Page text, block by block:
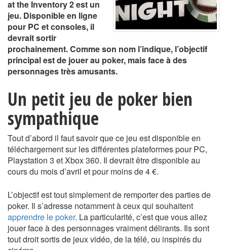
at the Inventory 2 est un
jeu. Disponible en ligne
pour PC et consoles, il
devrait sortir
prochainement. Comme son nom l’indique, l’objectif
principal est de jouer au poker, mais face à des
personnages très amusants.
Un petit jeu de poker bien
sympathique
Tout d’abord il faut savoir que ce jeu est disponible en
téléchargement sur les différentes plateformes pour PC,
Playstation 3 et Xbox 360. Il devrait être disponible au
cours du mois d’avril et pour moins de 4 €.
L’objectif est tout simplement de remporter des parties de
poker. Il s’adresse notamment à ceux qui souhaitent
apprendre le poker. La particularité, c’est que vous allez
jouer face à des personnages vraiment délirants. Ils sont
tout droit sortis de jeux vidéo, de la télé, ou inspirés du